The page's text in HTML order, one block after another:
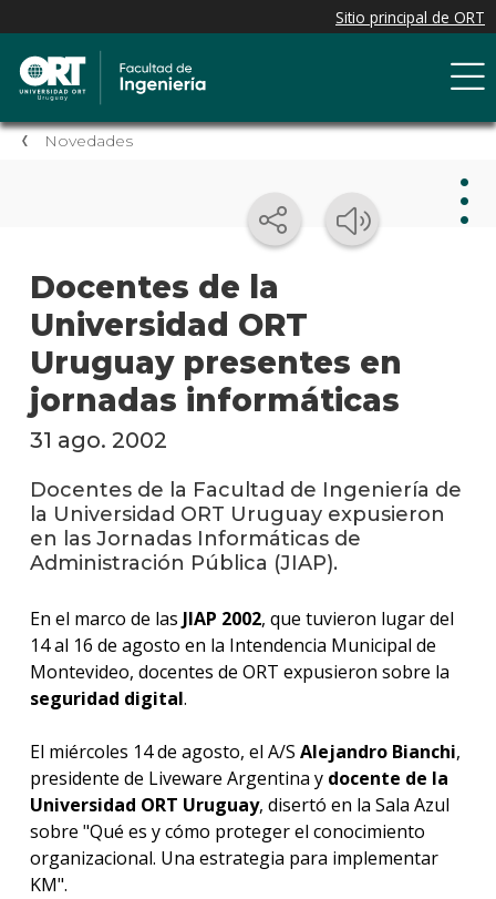
Novedades
Docentes de la
Universidad ORT
Uruguay presentes en
jornadas informáticas
los
de
31 ago. 2002
Docentes de la Facultad de Ingeniería de
la Universidad ORT Uruguay expusieron
en las Jornadas Informáticas de
Administración Pública (JIAP).
En el marco de las JIAP 2002, que tuvieron lugar del
14 al 16 de agosto en la Intendencia Municipal de
Montevideo, docentes de ORT expusieron sobre la
seguridad digital.
El miércoles 14 de agosto, el A/S Alejandro Bianchi,
presidente de Liveware Argentina y docente de la
Universidad ORT Uruguay, disertó en la Sala Azul
sobre "Qué es y cómo proteger el conocimiento
organizacional. Una estrategia para implementar
KM".